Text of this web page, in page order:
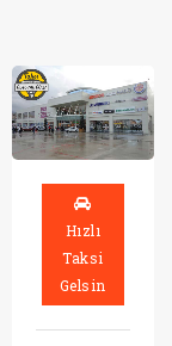
Hızlı
Taksi
Gelsin